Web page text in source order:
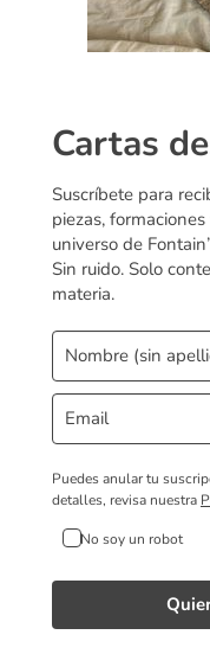
Cartas
Suscríbete para
piezas,
universo de
Sin ruido. Solo
materia.
Puedes anular tu
detalles, revisa nuestra
No soy un robot